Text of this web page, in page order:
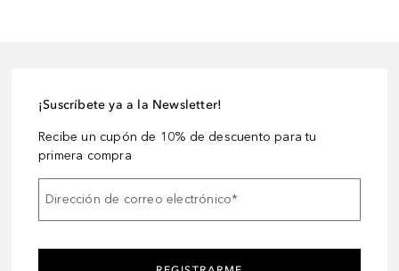
¡Suscríbete ya a la Newsletter!
Recibe un cupón de 10% de descuento para tu
primera compra
Dirección de correo electrónico*